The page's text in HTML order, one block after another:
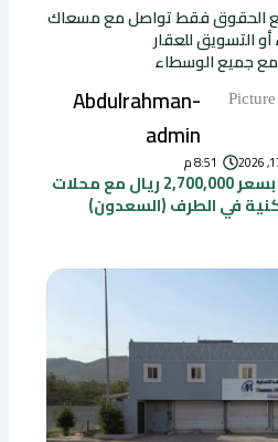
الحقوق فقط تواصل مع مسعاك
أو التسويق للعقار
مع جميع الوسطاء
Abdulrahman-
admin
8:51 م
عمارة تجارية على طرف بسعر 2,700,000 ريال مع محلات
في الطرف (السعدون)